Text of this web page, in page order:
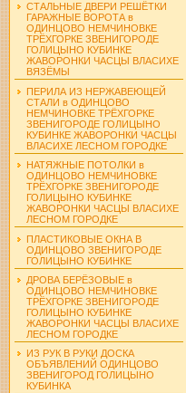
СТАЛЬНЫЕ ДВЕРИ РЕШЁТКИ
ГАРАЖНЫЕ ВОРОТА в
ОДИНЦОВО НЕМЧИНОВКЕ
ТРЁХГОРКЕ ЗВЕНИГОРОДЕ
ГОЛИЦЫНО КУБИНКЕ
ЖАВОРОНКИ ЧАСЦЫ ВЛАСИХЕ
ВЯЗЁМЫ
ПЕРИЛА ИЗ НЕРЖАВЕЮЩЕЙ
СТАЛИ в ОДИНЦОВО
НЕМЧИНОВКЕ ТРЁХГОРКЕ
ЗВЕНИГОРОДЕ ГОЛИЦЫНО
КУБИНКЕ ЖАВОРОНКИ ЧАСЦЫ
ВЛАСИХЕ ЛЕСНОМ ГОРОДКЕ
НАТЯЖНЫЕ ПОТОЛКИ в
ОДИНЦОВО НЕМЧИНОВКЕ
ТРЁХГОРКЕ ЗВЕНИГОРОДЕ
ГОЛИЦЫНО КУБИНКЕ
ЖАВОРОНКИ ЧАСЦЫ ВЛАСИХЕ
ЛЕСНОМ ГОРОДКЕ
ПЛАСТИКОВЫЕ ОКНА В
ОДИНЦОВО ЗВЕНИГОРОДЕ
ГОЛИЦЫНО КУБИНКЕ
ДРОВА БЕРЁЗОВЫЕ в
ОДИНЦОВО НЕМЧИНОВКЕ
ТРЁХГОРКЕ ЗВЕНИГОРОДЕ
ГОЛИЦЫНО КУБИНКЕ
ЖАВОРОНКИ ЧАСЦЫ ВЛАСИХЕ
ЛЕСНОМ ГОРОДКЕ
ИЗ РУК В РУКИ ДОСКА
ОБЪЯВЛЕНИЙ ОДИНЦОВО
ЗВЕНИГОРОД ГОЛИЦЫНО
КУБИНКА